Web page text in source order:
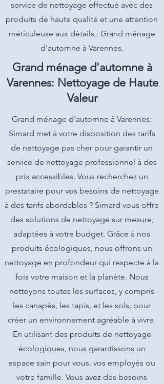
service de nettoyage effectué avec des
produits de haute qualité et une attention
méticuleuse aux détails.: Grand ménage
d'automne à Varennes.
Grand ménage d'automne à
Varennes: Nettoyage de Haute
Valeur
Grand ménage d'automne à Varennes:
Simard met à votre disposition des tarifs
de nettoyage pas cher pour garantir un
service de nettoyage professionnel à des
prix accessibles. Vous recherchez un
prestataire pour vos besoins de nettoyage
à des tarifs abordables ? Simard vous offre
des solutions de nettoyage sur mesure,
adaptées à votre budget. Grâce à nos
produits écologiques, nous offrons un
nettoyage en profondeur qui respecte à la
fois votre maison et la planète. Nous
nettoyons toutes les surfaces, y compris
les canapés, les tapis, et les sols, pour
créer un environnement agréable à vivre.
En utilisant des produits de nettoyage
écologiques, nous garantissons un
espace sain pour vous, vos employés ou
votre famille. Vous avez des besoins